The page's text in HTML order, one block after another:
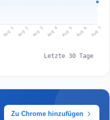
Aug 1 Aug 2 Aug 3 Aug 4 Aug 5 Aug 6 Aug 7
Letzte 30 Tage
Zu Chrome hinzufügen